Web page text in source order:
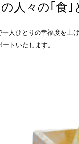
人々の｢食
人ひとりの幸福度を
トいたします。